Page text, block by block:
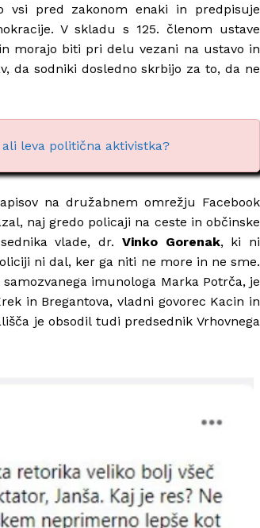
vsi pred zakonom enaki in predpisuje
V skladu s 125. členom ustave
morajo biti pri delu vezani na ustavo in
da sodniki dosledno skrbijo za to, da ne
leva politična aktivistka?
na družabnem omrežju Facebook
naj gredo policaji na ceste in občinske
vlade, dr. Vinko Gorenak, ki ni
ni dal, ker ga niti ne more in ne sme.
imunologa Marka Potrča, je
in Bregantova, vladni govorec Kacin in
je obsodil tudi predsednik Vrhovnega